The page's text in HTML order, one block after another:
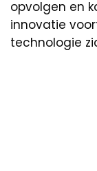
opvolgen en
innovatie
technologie